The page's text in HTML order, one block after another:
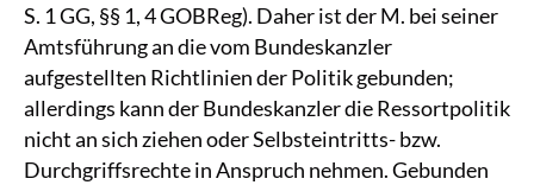
S. 1 GG, §§ 1, 4 GOBReg). Daher ist der M. bei seiner
Amtsführung an die vom Bundeskanzler
aufgestellten Richtlinien der Politik gebunden;
allerdings kann der Bundeskanzler die Ressortpolitik
nicht an sich ziehen oder Selbsteintritts- bzw.
Durchgriffsrechte in Anspruch nehmen. Gebunden